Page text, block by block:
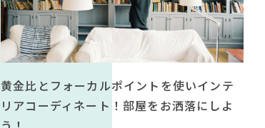
黄金比とフォーカルポイントを使いインテ
リアコーディネート！部屋をお洒落にしよ